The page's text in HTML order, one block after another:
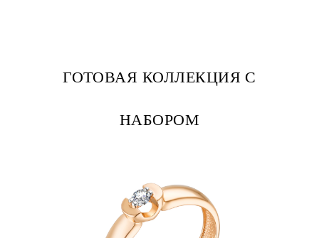
ГОТОВАЯ КОЛЛЕКЦИЯ С
НАБОРОМ